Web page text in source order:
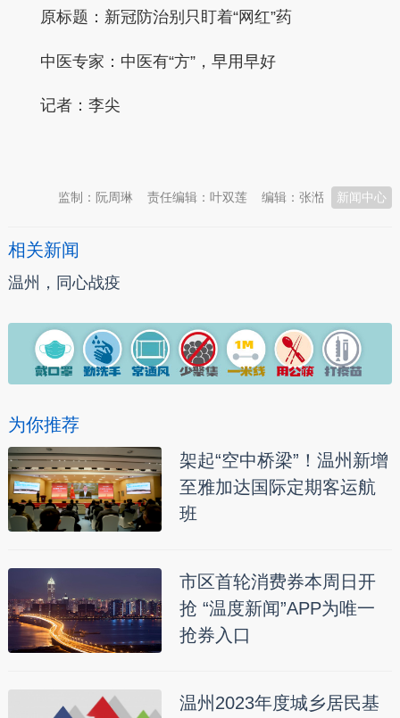
原标题：新冠防治别只盯着“网红”药
中医专家：中医有“方”，早用早好
记者：李尖
新闻中心
编辑：张湉
责任编辑：叶双莲
监制：阮周琳
相关新闻
温州，同心战疫
为你推荐
架起“空中桥梁”！温州新增
至雅加达国际定期客运航
班
市区首轮消费券本周日开
抢 “温度新闻”APP为唯一
抢券入口
温州2023年度城乡居民基